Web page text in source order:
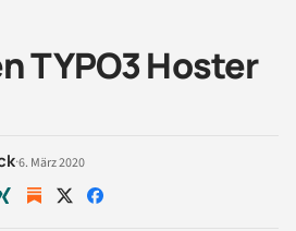
TYPO3 Hoster
·6. März 2020
Auf Auf Auf